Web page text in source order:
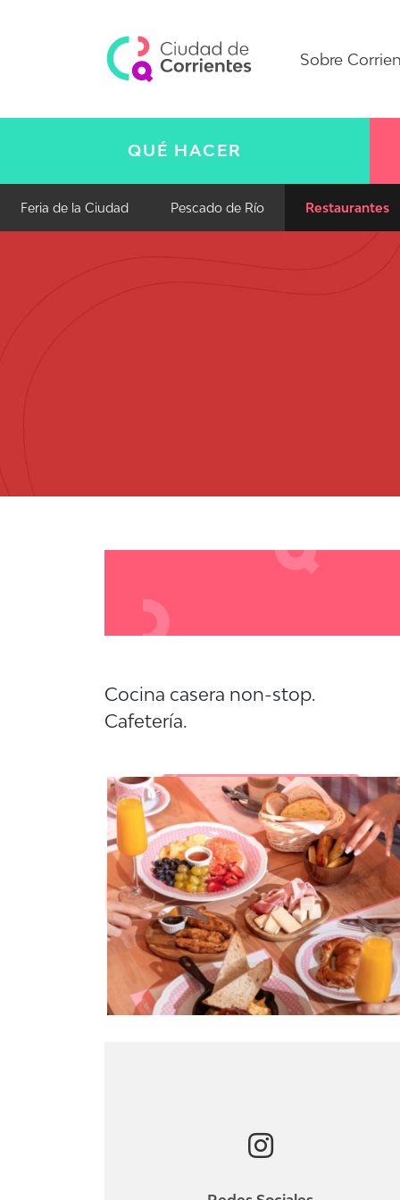
Sobre
QUÉ HACER
Feria de la Ciudad Pescado de Río Restaurantes
Cocina casera non-stop.
Cafetería.